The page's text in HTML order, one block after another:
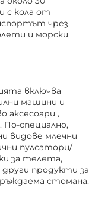
с кола от
чрез
и морски
включва
машини и
аксесоари ,
специално,
видове млечни
пулсатори/
за телета,
продукти за
стомана.